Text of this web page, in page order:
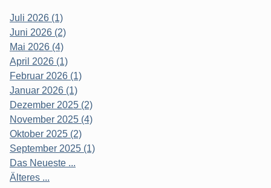
Juli 2026 (1)
Juni 2026 (2)
Mai 2026 (4)
April 2026 (1)
Februar 2026 (1)
Januar 2026 (1)
Dezember 2025 (2)
November 2025 (4)
Oktober 2025 (2)
September 2025 (1)
Das Neueste ...
Älteres ...